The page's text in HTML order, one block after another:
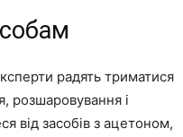
радять триматися
розшаровування і
від засобів з ацетоном,